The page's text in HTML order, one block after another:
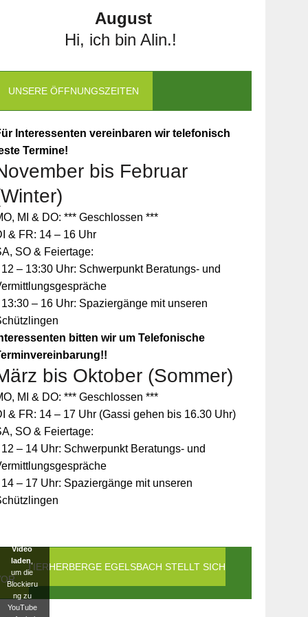
August
Hi, ich bin Alin.!
UNSERE ÖFFNUNGSZEITEN
Interessenten vereinbaren wir telefonisch
Termine!
bis Februar
MI & DO: *** Geschlossen ***
& FR: 14 – 16 Uhr
SO & Feiertage:
12 – 13:30 Uhr: Schwerpunkt Beratungs- und
13:30 – 16 Uhr: Spaziergänge mit unseren
bitten wir um Telefonische
bis Oktober (Sommer)
MI & DO: *** Geschlossen ***
& FR: 14 – 17 Uhr (Gassi gehen bis 16.30 Uhr)
SO & Feiertage:
12 – 14 Uhr: Schwerpunkt Beratungs- und
14 – 17 Uhr: Spaziergänge mit unseren
DIE TIERHERBERGE EGELSBACH STELLT SICH
Zum
Schutz
Ihrer
persönlic
hen
Daten ist
die
Verbindun
g zu
blockiert
Video
laden
um die
Blockieru
ng zu
YouTube